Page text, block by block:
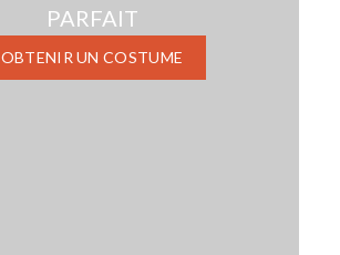
PARFAIT
OBTENIR UN COSTUME